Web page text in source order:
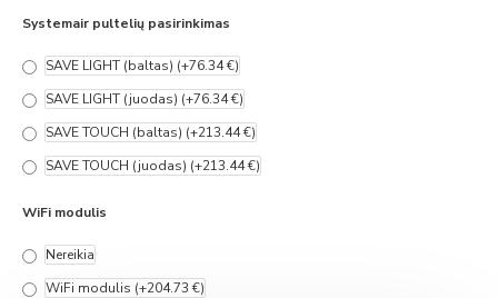
Systemair pultelių pasirinkimas
SAVE LIGHT (baltas) (+76.34 €)
SAVE LIGHT (juodas) (+76.34 €)
SAVE TOUCH (baltas) (+213.44 €)
SAVE TOUCH (juodas) (+213.44 €)
WiFi modulis
Nereikia
WiFi modulis (+204.73 €)